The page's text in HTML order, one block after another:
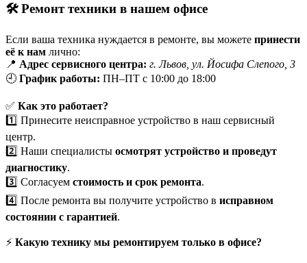
🛠 Ремонт техники в нашем офисе
Если ваша техника нуждается в ремонте, вы можете принести
её к нам лично:
📍 Адрес сервисного центра: г. Львов, ул. Йосифа Слепого, 3
🕘 График работы: ПН–ПТ с 10:00 до 18:00
✅ Как это работает?
1️⃣ Принесите неисправное устройство в наш сервисный
центр.
2️⃣ Наши специалисты осмотрят устройство и проведут
диагностику.
3️⃣ Согласуем стоимость и срок ремонта.
4️⃣ После ремонта вы получите устройство в исправном
состоянии с гарантией.
⚡ Какую технику мы ремонтируем только в офисе?